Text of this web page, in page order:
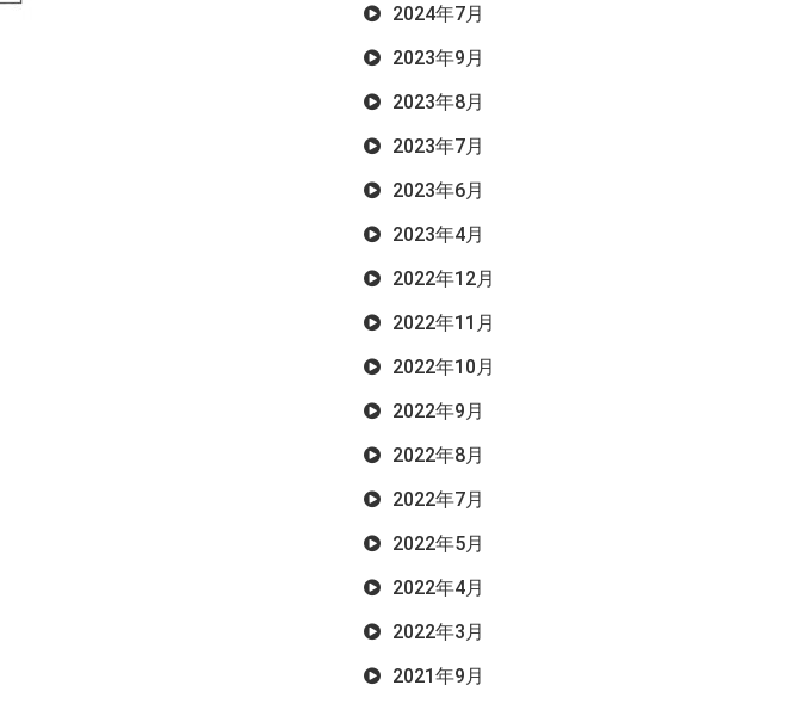
2024年7月
2023年9月
2023年8月
2023年7月
2023年6月
2023年4月
2022年12月
2022年11月
2022年10月
2022年9月
2022年8月
2022年7月
2022年5月
2022年4月
2022年3月
2021年9月